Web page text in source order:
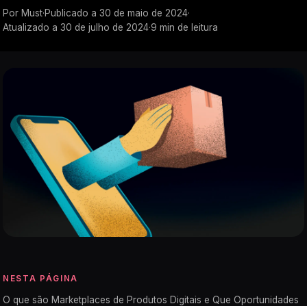
Por Must·Publicado a 30 de maio de 2024·
Atualizado a 30 de julho de 2024·9 min de leitura
NESTA PÁGINA
O que são Marketplaces de Produtos Digitais e Que Oportunidades